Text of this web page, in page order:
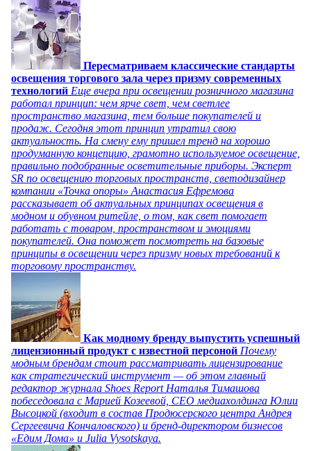
Пересматриваем классические стандарты
освещения торгового зала через призму современных
технологий Еще вчера при освещении розничного магазина
работал принцип: чем ярче свет, чем светлее
пространство магазина, тем больше покупателей и
продаж. Сегодня этот принцип утратил свою
актуальность. На смену ему пришел тренд на хорошо
продуманную концепцию, грамотно используемое освещение,
правильно подобранные осветительные приборы. Эксперт
SR по освещению торговых пространств, светодизайнер
компании «Точка опоры» Анастасия Ефремова
рассказывает об актуальных принципах освещения в
модном и обувном ритейле, о том, как свет помогает
работать с товаром, пространством и эмоциями
покупателей. Она поможет посмотреть на базовые
принципы в освещении через призму новых требований к
торговому пространству.
Как модному бренду выпустить успешный
лицензионный продукт с известной персоной Почему
модным брендам стоит рассматривать лицензирование
как стратегический инструмент — об этом главный
редактор журнала Shoes Report Наталья Тимашова
побеседовала с Марией Козеевой, СЕО медиахолдинга Юлии
Высоцкой (входит в состав Продюсерского центра Андрея
Сергеевича Кончаловского) и бренд-директором бизнесов
«Едим Дома» и Julia Vysotskaya.